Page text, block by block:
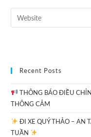
Recent Posts
THÔNG BÁO ĐIỀU
THÔNG CẢM
ĐI XE QUÝ THẢO – AN
TUẦN